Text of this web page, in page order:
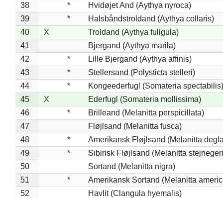
38
*
Hvidøjet And (Aythya nyroca)
39
*
Halsbåndstroldand (Aythya collaris)
40
X
Troldand (Aythya fuligula)
41
Bjergand (Aythya marila)
42
*
Lille Bjergand (Aythya affinis)
43
*
Stellersand (Polysticta stelleri)
44
*
Kongeederfugl (Somateria spectabilis)
45
X
Ederfugl (Somateria mollissima)
46
*
Brilleand (Melanitta perspicillata)
47
Fløjlsand (Melanitta fusca)
48
*
Amerikansk Fløjlsand (Melanitta
49
*
Sibirisk Fløjlsand (Melanitta
50
Sortand (Melanitta nigra)
51
*
Amerikansk Sortand (Melanitta
52
Havlit (Clangula hyemalis)